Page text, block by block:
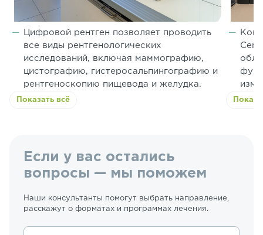
Цифровой рентген позволяет проводить
все виды рентгенологических
исследований, включая маммографию,
цистографию, гистеросальпингографию и
рентгеноскопию пищевода и желудка.
Показать всё
Если у вас остались
вопросы — мы поможем
Наши консультанты помогут выбрать направление,
расскажут о форматах и программах лечения.